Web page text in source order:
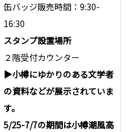
缶バッジ販売時間：9:30-
16:30
スタンプ設置場所
２階受付カウンター
▶小樽にゆかりのある文学者
の資料などが展示されていま
す。
5/25-7/7の期間は小樽潮風高